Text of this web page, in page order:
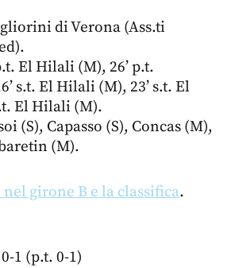
di Verona (Ass.ti
El Hilali (M), 26’ p.t.
s.t. El Hilali (M), 23’ s.t. El
El Hilali (M).
(S), Capasso (S), Concas (M),
(M).
girone B e la classifica.
1 (p.t. 0-1)